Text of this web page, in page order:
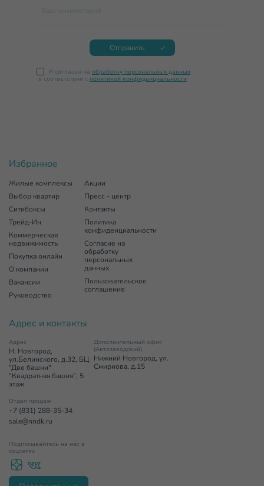
Ваш комментарий
Отправить
Я согласен на обработку персональных данных
в соответствии с политикой конфиденциальности
Избранное
Жилые комплексы
Выбор квартир
Ситибоксы
Трейд-Ин
Коммерческая
недвижимость
Покупка онлайн
О компании
Вакансии
Руководство
Акции
Пресс - центр
Контакты
Политика
конфиденциальности
Согласие на
обработку
персональных
данных
Пользовательское
соглашение
Адрес и контакты
Адрес
Н. Новгород,
ул.Белинского, д.32, БЦ
"Две башни"
"Квадратная башня", 5
этаж
Дополнительный офис
(Автозаводский)
Нижний Новгород, ул.
Смирнова, д.15
Отдел продаж
+7 (831) 288-35-34
sale@nndk.ru
Подписывайтесь на нас в
соцсетях